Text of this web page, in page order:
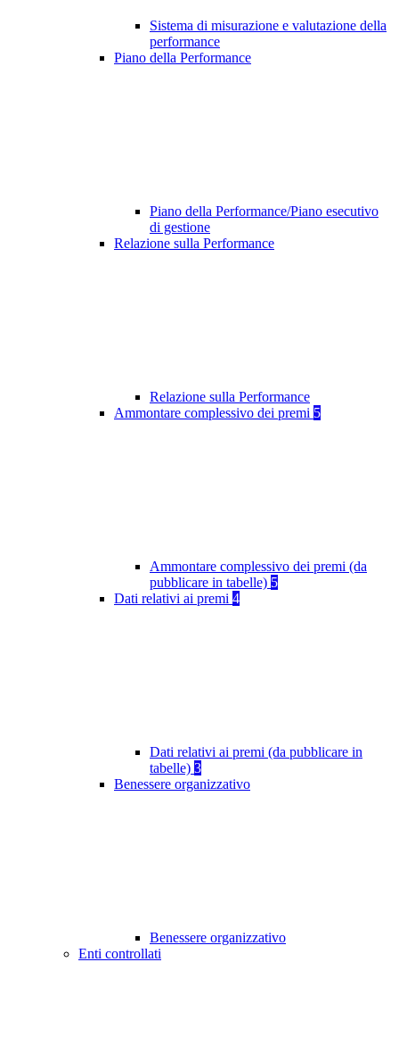
Sistema di misurazione e valutazione della
performance
Piano della Performance
Piano della Performance/Piano esecutivo
di gestione
Relazione sulla Performance
Relazione sulla Performance
Ammontare complessivo dei premi 5
Ammontare complessivo dei premi (da
pubblicare in tabelle) 5
Dati relativi ai premi 4
Dati relativi ai premi (da pubblicare in
tabelle) 3
Benessere organizzativo
Benessere organizzativo
Enti controllati